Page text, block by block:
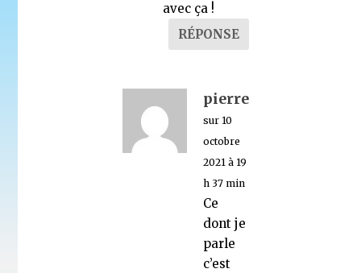
avec ça !
RÉPONSE
pierre
sur 10
octobre
2021 à 19
h 37 min
Ce
dont je
parle
c’est